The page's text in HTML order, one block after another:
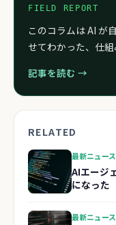
FIELD REPORT
このコラムは AI が
せてわかった、仕
記事を読む →
RELATED
最新ニュース
AIエージ
になった
最新ニュース